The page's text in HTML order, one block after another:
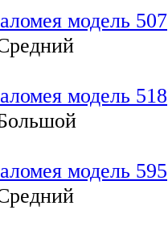
модель 507
модель 518
модель 595